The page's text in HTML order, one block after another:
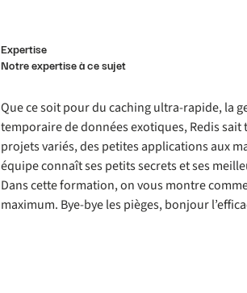
Notre expertise à ce sujet
Expertise
Que ce soit pour du caching ultra-rapide, la
temporaire de données exotiques, Redis
projets variés, des petites applications aux
équipe connaît ses petits secrets et ses
Dans cette formation, on vous montre
maximum. Bye-bye les pièges, bonjour